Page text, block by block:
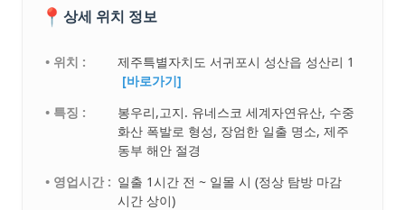
📍 상세 위치 정보
• 위치 :
제주특별자치도 서귀포시 성산읍 성산리 1
[바로가기]
• 특징 :
봉우리,고지. 유네스코 세계자연유산, 수중
화산 폭발로 형성, 장엄한 일출 명소, 제주
동부 해안 절경
• 영업시간 : 일출 1시간 전 ~ 일몰 시 (정상 탐방 마감
시간 상이)